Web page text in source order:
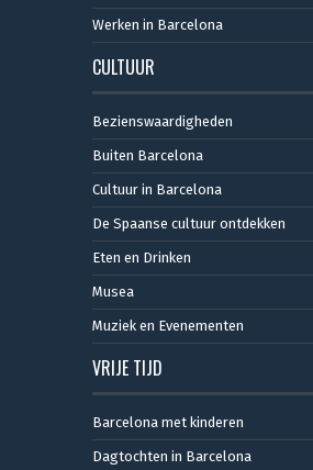
Werken in Barcelona
CULTUUR
Bezienswaardigheden
Buiten Barcelona
Cultuur in Barcelona
De Spaanse cultuur ontdekken
Eten en Drinken
Musea
Muziek en Evenementen
VRIJE TIJD
Barcelona met kinderen
Dagtochten in Barcelona